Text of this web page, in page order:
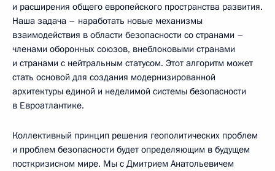
и расширения общего европейского пространства развития.
Наша задача – наработать новые механизмы
взаимодействия в области безопасности со странами –
членами оборонных союзов, внеблоковыми странами
и странами с нейтральным статусом. Этот алгоритм может
стать основой для создания модернизированной
архитектуры единой и неделимой системы безопасности
в Евроатлантике.
Коллективный принцип решения геополитических проблем
и проблем безопасности будет определяющим в будущем
посткризисном мире. Мы с Дмитрием Анатольевичем